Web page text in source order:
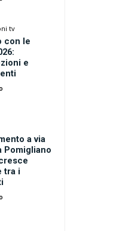
tv
con le
e
a via
Pomigliano
tra i